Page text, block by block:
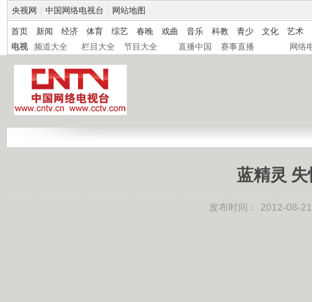
央视网 中国网络电视台 网站地图
首页 新闻 经济 体育 综艺 春晚 戏曲 音乐 科教 青少 文化
艺术
电视
频道大全 栏目大全 节目大全 直播中国 赛事直播 网络
蓝精灵 失
发布时间： 2012-08-